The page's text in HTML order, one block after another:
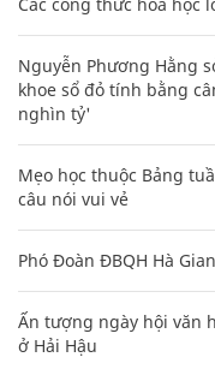
Nguyễn Phương Hằng
khoe sổ đỏ tính bằng
nghìn tỷ'
Mẹo học thuộc Bảng
câu nói vui vẻ
Phó Đoàn ĐBQH Hà
Ấn tượng ngày hội văn
ở Hải Hậu